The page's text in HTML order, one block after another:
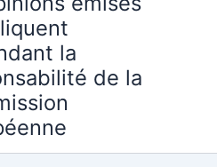
la
de la